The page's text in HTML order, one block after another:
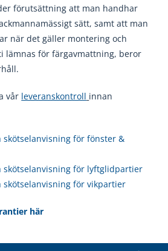
förutsättning att man handhar
sätt, samt att man
när det gäller montering och
lämnas för färgavmattning, beror
vår leveranskontroll innan
skötselanvisning för fönster &
skötselanvisning för lyftglidpartier
skötselanvisning för vikpartier
här